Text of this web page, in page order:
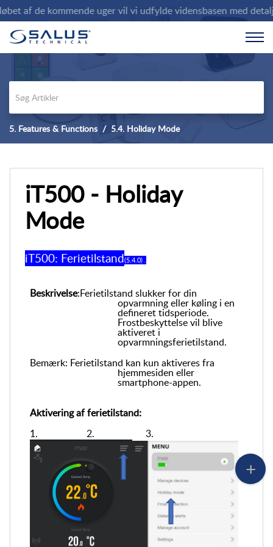
af de kommende uger vil vi udfylde vidensbasen med
5. Features & Functions 5.4. Holiday Mode
iT500 - Holiday
Mode
iT500: Ferietilstand(5.4.0) .
Beskrivelse:Ferietilstand slukker for din
opvarmning eller køling i en
defineret tidsperiode.
Frostbeskyttelse vil blive
aktiveret i
opvarmningsferietilstand.
Bemærk: Ferietilstand kan kun aktiveres fra
hjemmesiden eller
smartphone-appen.
Aktivering af ferietilstand:
1. 2. 3.